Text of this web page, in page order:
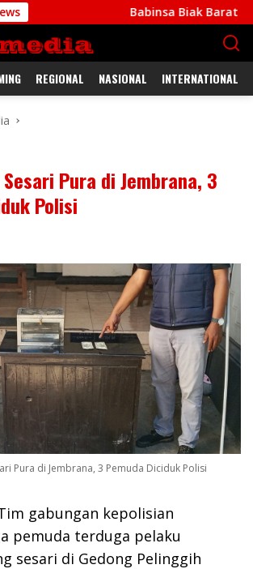
Babinsa Biak Barat Ajak Warga
REGIONAL NASIONAL INTERNATIONAL
Pura di Jembrana, 3
Polisi
Pura di Jembrana, 3 Pemuda Diciduk Polisi
gabungan kepolisian
pemuda terduga pelaku
sesari di Gedong Pelinggih